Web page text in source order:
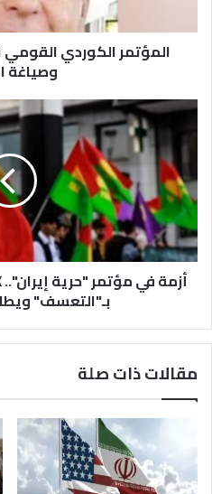
المصير
المؤتمر الكوردي القومي
وصياغة
أزمة
مؤتمر
"حرية
إيران"..
PJAK
يتهم
اللجنة
المنظمة
بـ"التعسف"
ويطالب
بـ"التعسف"
مقالات ذات صلة